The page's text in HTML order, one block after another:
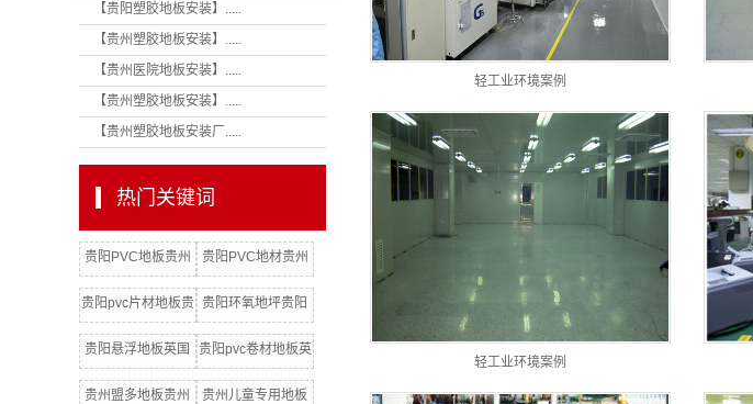
【贵阳塑胶地板安装】.....
【贵州塑胶地板安装】.....
【贵州医院地板安装】.....
【贵州塑胶地板安装】.....
【贵州塑胶地板安装厂.....
热门关键词
贵阳PVC地板贵州
洁福地板
贵阳PVC地材贵州
阿姆斯壮PVC地板
贵阳pvc片材地板贵
州LGpvc地板
贵阳环氧地坪贵阳
pvc片材地板批发厂
贵阳悬浮地板英国
汉美臣贵州总代理
贵阳pvc卷材地板英
国欧保贵州总代理
贵州盟多地板贵州
贵州儿童专用地板
轻工业环境案例
轻工业环境案例